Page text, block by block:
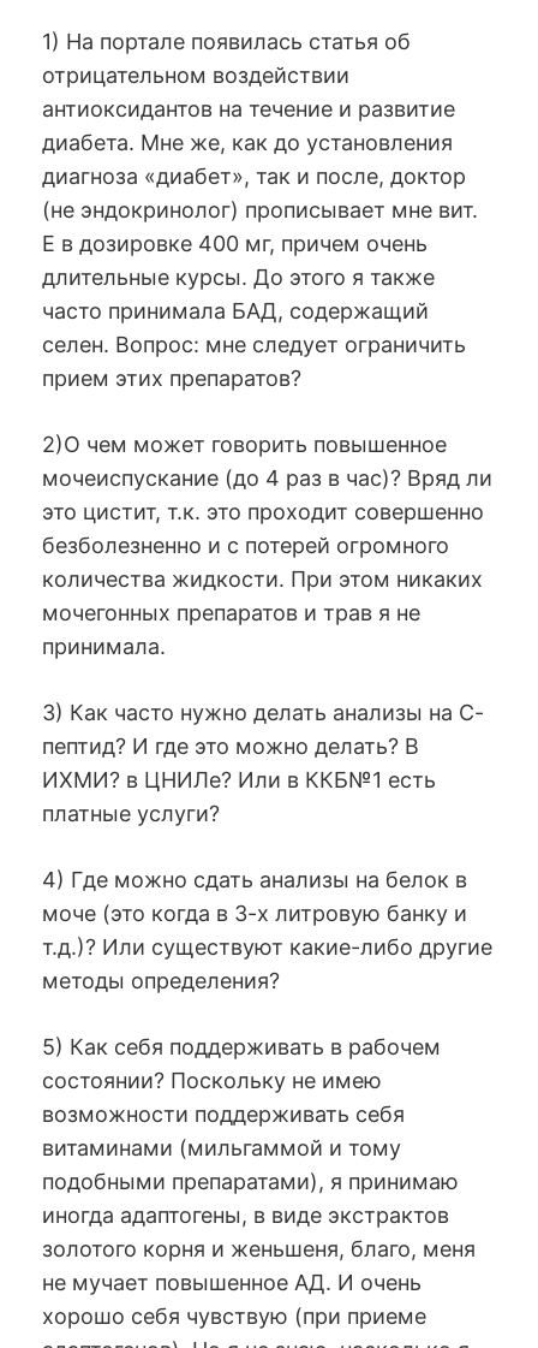
1) На портале появилась статья об
отрицательном воздействии
антиоксидантов на течение и развитие
диабета. Мне же, как до установления
диагноза «диабет», так и после, доктор
(не эндокринолог) прописывает мне вит.
Е в дозировке 400 мг, причем очень
длительные курсы. До этого я также
часто принимала БАД, содержащий
селен. Вопрос: мне следует ограничить
прием этих препаратов?
2)О чем может говорить повышенное
мочеиспускание (до 4 раз в час)? Вряд ли
это цистит, т.к. это проходит совершенно
безболезненно и с потерей огромного
количества жидкости. При этом никаких
мочегонных препаратов и трав я не
принимала.
3) Как часто нужно делать анализы на С-
пептид? И где это можно делать? В
ИХМИ? в ЦНИЛе? Или в ККБ№1 есть
платные услуги?
4) Где можно сдать анализы на белок в
моче (это когда в 3-х литровую банку и
т.д.)? Или существуют какие-либо другие
методы определения?
5) Как себя поддерживать в рабочем
состоянии? Поскольку не имею
возможности поддерживать себя
витаминами (мильгаммой и тому
подобными препаратами), я принимаю
иногда адаптогены, в виде экстрактов
золотого корня и женьшеня, благо, меня
не мучает повышенное АД. И очень
хорошо себя чувствую (при приеме